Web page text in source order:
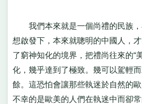
我們本來就是一個尚禮的民族，
想啟發下，本來就聰明的中國人，
了窮神知化的境界，把禮尚往來的“
化，幾乎達到了極致。幾可以駕輕
餘。這恐怕會讓那些執迷於自然的
不幸的是歐美的人們在執迷中而卻